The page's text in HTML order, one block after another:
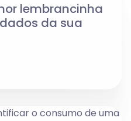
lembrancinha
da sua